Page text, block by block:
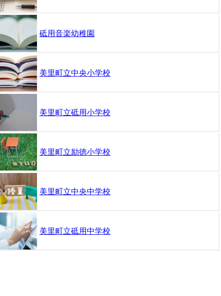
砥用音楽幼稚園
美里町立中央小学校
美里町立砥用小学校
美里町立励徳小学校
美里町立中央中学校
美里町立砥用中学校